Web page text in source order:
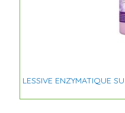
LESSIVE ENZYMATIQUE